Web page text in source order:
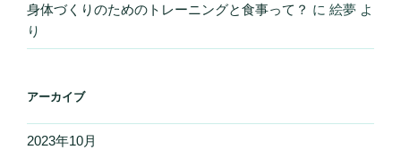
身体づくりのためのトレーニングと食事って？ に 絵夢 よ
り
アーカイブ
2023年10月